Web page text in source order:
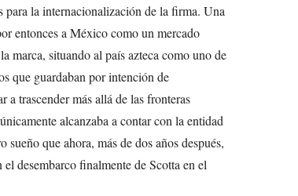
para la internacionalización de la firma. Una
entonces a México como un mercado
marca, situando al país azteca como uno de
que guardaban por intención de
a trascender más allá de las fronteras
alcanzaba a contar con la entidad
que ahora, más de dos años después,
desembarco finalmente de Scotta en el